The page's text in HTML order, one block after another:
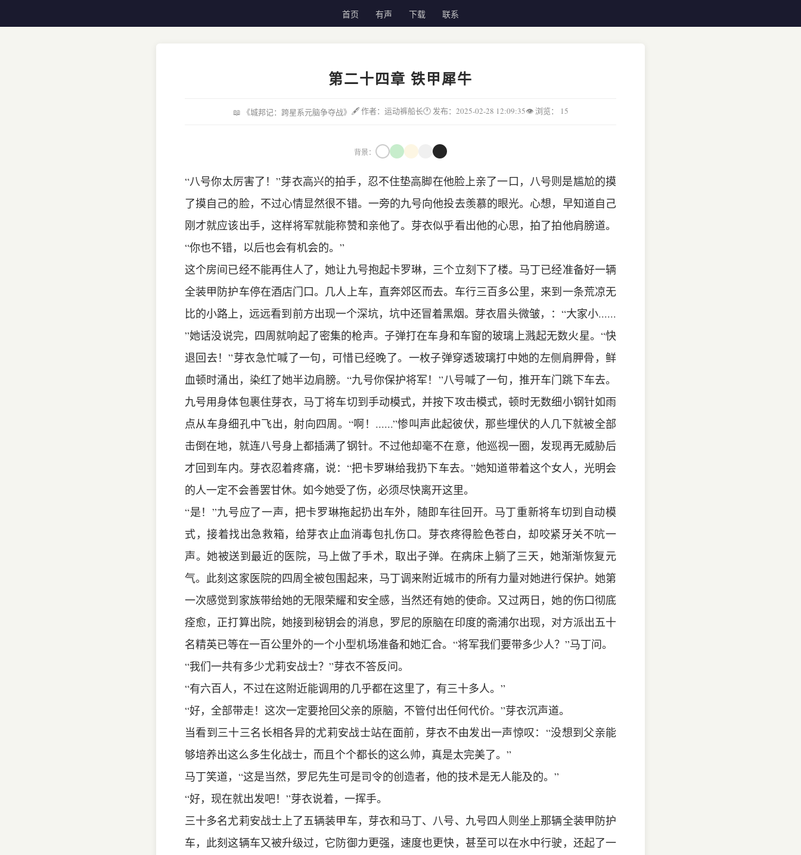
首页 有声 下载 联系
第二十四章 铁甲犀牛
📖 《城邦记：跨星系元脑争夺战》 🖋 作者：运动裤船长🕐 发布：2025-02-28 12:09:35👁 浏览： 15
背景：
“八号你太厉害了！”芽衣高兴的拍手，忍不住垫高脚在他脸上亲了一口，八号则是尴尬的摸
了摸自己的脸，不过心情显然很不错。一旁的九号向他投去羡慕的眼光。心想，早知道自己
刚才就应该出手，这样将军就能称赞和亲他了。芽衣似乎看出他的心思，拍了拍他肩膀道。
“你也不错，以后也会有机会的。”
这个房间已经不能再住人了，她让九号抱起卡罗琳，三个立刻下了楼。马丁已经准备好一辆
全装甲防护车停在酒店门口。几人上车，直奔郊区而去。车行三百多公里，来到一条荒凉无
比的小路上，远远看到前方出现一个深坑，坑中还冒着黑烟。芽衣眉头微皱，：“大家小......
”她话没说完，四周就响起了密集的枪声。子弹打在车身和车窗的玻璃上溅起无数火星。“快
退回去！”芽衣急忙喊了一句，可惜已经晚了。一枚子弹穿透玻璃打中她的左侧肩胛骨，鲜
血顿时涌出，染红了她半边肩膀。“九号你保护将军！”八号喊了一句，推开车门跳下车去。
九号用身体包裹住芽衣，马丁将车切到手动模式，并按下攻击模式，顿时无数细小钢针如雨
点从车身细孔中飞出，射向四周。“啊！......”惨叫声此起彼伏，那些埋伏的人几下就被全部
击倒在地，就连八号身上都插满了钢针。不过他却毫不在意，他巡视一圈，发现再无威胁后
才回到车内。芽衣忍着疼痛，说：“把卡罗琳给我扔下车去。”她知道带着这个女人，光明会
的人一定不会善罢甘休。如今她受了伤，必须尽快离开这里。
“是！”九号应了一声，把卡罗琳拖起扔出车外，随即车往回开。马丁重新将车切到自动模
式，接着找出急救箱，给芽衣止血消毒包扎伤口。芽衣疼得脸色苍白，却咬紧牙关不吭一
声。她被送到最近的医院，马上做了手术，取出子弹。在病床上躺了三天，她渐渐恢复元
气。此刻这家医院的四周全被包围起来，马丁调来附近城市的所有力量对她进行保护。她第
一次感觉到家族带给她的无限荣耀和安全感，当然还有她的使命。又过两日，她的伤口彻底
痊愈，正打算出院，她接到秘钥会的消息，罗尼的原脑在印度的斋浦尔出现，对方派出五十
名精英已等在一百公里外的一个小型机场准备和她汇合。“将军我们要带多少人？”马丁问。
“我们一共有多少尤莉安战士？”芽衣不答反问。
“有六百人，不过在这附近能调用的几乎都在这里了，有三十多人。”
“好，全部带走！这次一定要抢回父亲的原脑，不管付出任何代价。”芽衣沉声道。
当看到三十三名长相各异的尤莉安战士站在面前，芽衣不由发出一声惊叹：“没想到父亲能
够培养出这么多生化战士，而且个个都长的这么帅，真是太完美了。”
马丁笑道，“这是当然，罗尼先生可是司令的创造者，他的技术是无人能及的。”
“好，现在就出发吧！”芽衣说着，一挥手。
三十多名尤莉安战士上了五辆装甲车，芽衣和马丁、八号、九号四人则坐上那辆全装甲防护
车，此刻这辆车又被升级过，它防御力更强，速度也更快，甚至可以在水中行驶，还起了一